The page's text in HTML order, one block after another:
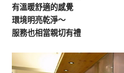
有溫暖舒適的感覺
環境明亮乾淨～
服務也相當親切有禮